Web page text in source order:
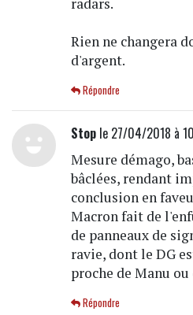
Rien ne changera
d'argent.
Répondre
Stople 27/04/2018 à
Mesure démago,
bâclées, rendant
conclusion en
Macron fait de
de panneaux de
ravie, dont le DG
proche de Manu
Répondre